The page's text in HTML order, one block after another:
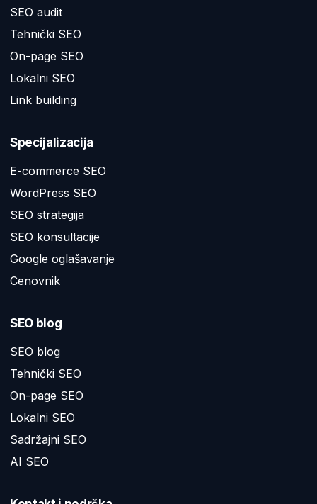
SEO audit
Tehnički SEO
On-page SEO
Lokalni SEO
Link building
Specijalizacija
E-commerce SEO
WordPress SEO
SEO strategija
SEO konsultacije
Google oglašavanje
Cenovnik
SEO blog
SEO blog
Tehnički SEO
On-page SEO
Lokalni SEO
Sadržajni SEO
AI SEO